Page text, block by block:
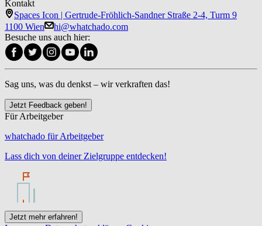
Kontakt
Spaces Icon | Gertrude-Fröhlich-Sandner Straße 2-4, Turm 9
1100 Wien
hi@whatchado.com
Besuche uns auch hier:
Sag uns, was du denkst – wir verkraften das!
Jetzt Feedback geben!
Für Arbeitgeber
whatchado für Arbeitgeber
Lass dich von deiner Zielgruppe entdecken!
Jetzt mehr erfahren!